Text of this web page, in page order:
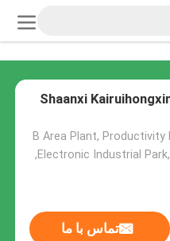
Shaanxi
B Area Plant,
,Electronic Industrial
تماس با ما